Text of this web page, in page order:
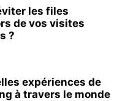
les files
de vos visites
?
expériences de
à travers le monde